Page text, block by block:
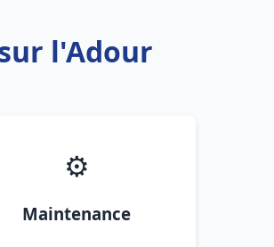
l'Adour
⚙️
Maintenance